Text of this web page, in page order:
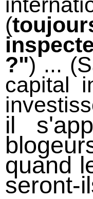
(
?") ...
capital
il
quand
seront-